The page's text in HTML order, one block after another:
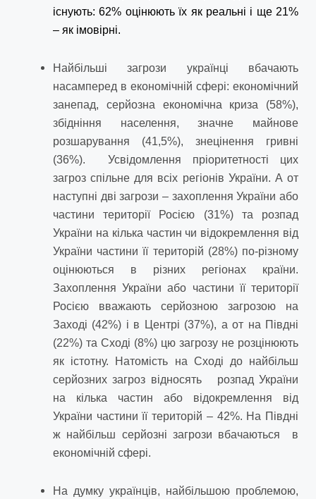
існують: 62% оцінюють їх як реальні і ще 21%
– як імовірні.
Найбільші загрози українці вбачають
насамперед в економічній сфері: економічний
занепад, серйозна економічна криза (58%),
збідніння населення, значне майнове
розшарування (41,5%), знецінення гривні
(36%). Усвідомлення пріоритетності цих
загроз спільне для всіх регіонів України. А от
наступні дві загрози – захоплення України або
частини території Росією (31%) та розпад
України на кілька частин чи відокремлення від
України частини її територій (28%) по-різному
оцінюються в різних регіонах країни.
Захоплення України або частини її території
Росією вважають серйозною загрозою на
Заході (42%) і в Центрі (37%), а от на Півдні
(22%) та Сході (8%) цю загрозу не розцінюють
як істотну. Натомість на Сході до найбільш
серйозних загроз відносять розпад України
на кілька частин або відокремлення від
України частини її територій – 42%. На Півдні
ж найбільш серйозні загрози вбачаються в
економічній сфері.
На думку українців, найбільшою проблемою,